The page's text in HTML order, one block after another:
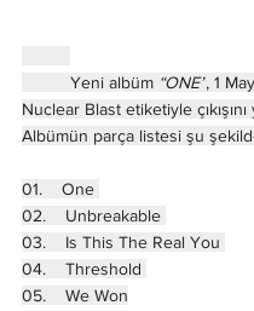
	Yeni albüm
“ONE”, 1
Nuclear Blast etiketiyle çıkışını
Albümün parça listesi şu
01.    One
02.    Unbreakable
03.    Is This The Real You
04.    Threshold
05.    We Won